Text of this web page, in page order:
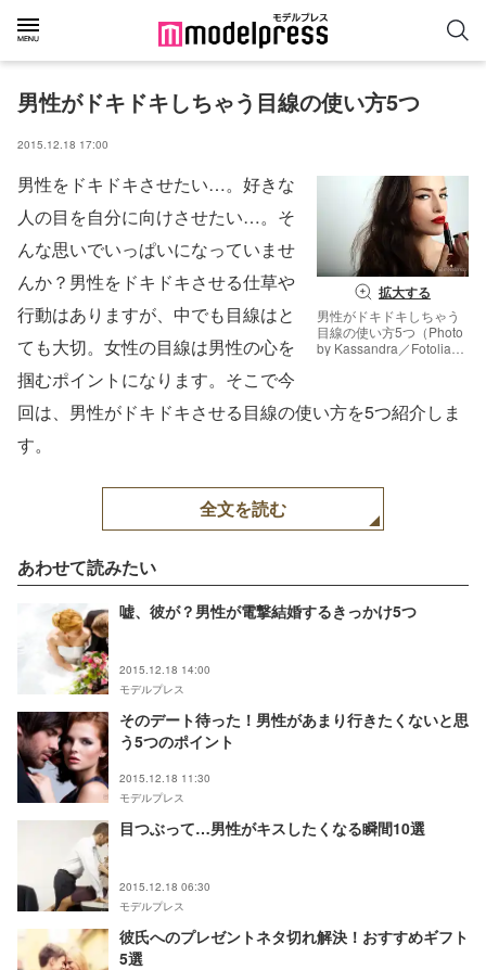
男性がドキドキしちゃう目線の使い方5つ
2015.12.18 17:00
拡大する
男性がドキドキしちゃう
目線の使い方5つ（Photo
by Kassandra／Fotolia）
男性をドキドキさせたい…。好きな
人の目を自分に向けさせたい…。そ
んな思いでいっぱいになっていませ
んか？男性をドキドキさせる仕草や
行動はありますが、中でも目線はと
ても大切。女性の目線は男性の心を
掴むポイントになります。そこで今
回は、男性がドキドキさせる目線の使い方を5つ紹介しま
す。
全文を読む
あわせて読みたい
嘘、彼が？男性が電撃結婚するきっかけ5つ
2015.12.18 14:00
モデルプレス
そのデート待った！男性があまり行きたくないと思
う5つのポイント
2015.12.18 11:30
モデルプレス
目つぶって…男性がキスしたくなる瞬間10選
2015.12.18 06:30
モデルプレス
彼氏へのプレゼントネタ切れ解決！おすすめギフト
5選